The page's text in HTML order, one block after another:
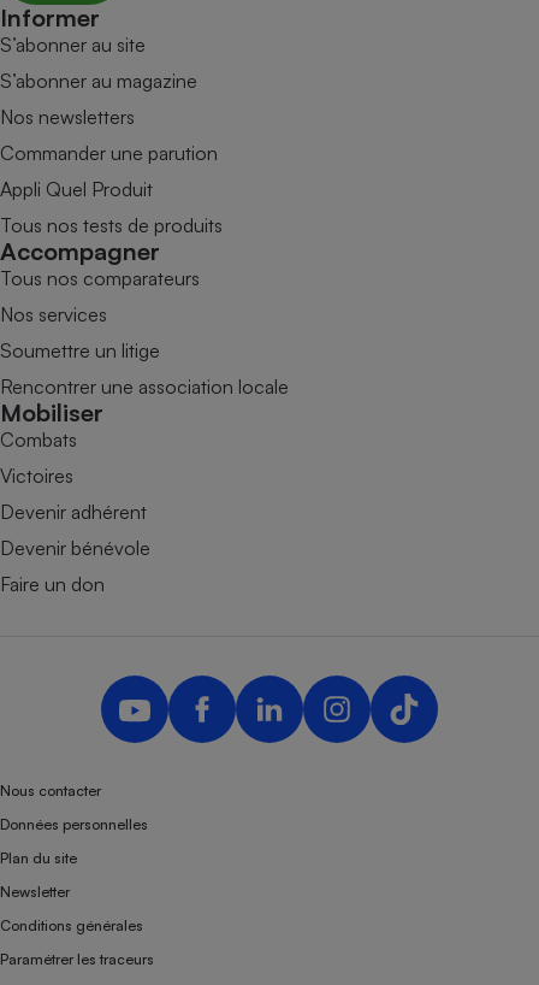
Informer
S’abonner au site
S’abonner au magazine
Nos newsletters
Commander une parution
Appli Quel Produit
Tous nos tests de produits
Accompagner
Tous nos comparateurs
Nos services
Soumettre un litige
Rencontrer une association locale
Mobiliser
Combats
Victoires
Devenir adhérent
Devenir bénévole
Faire un don
Nous contacter
Données personnelles
Plan du site
Newsletter
Conditions générales
Paramétrer les traceurs